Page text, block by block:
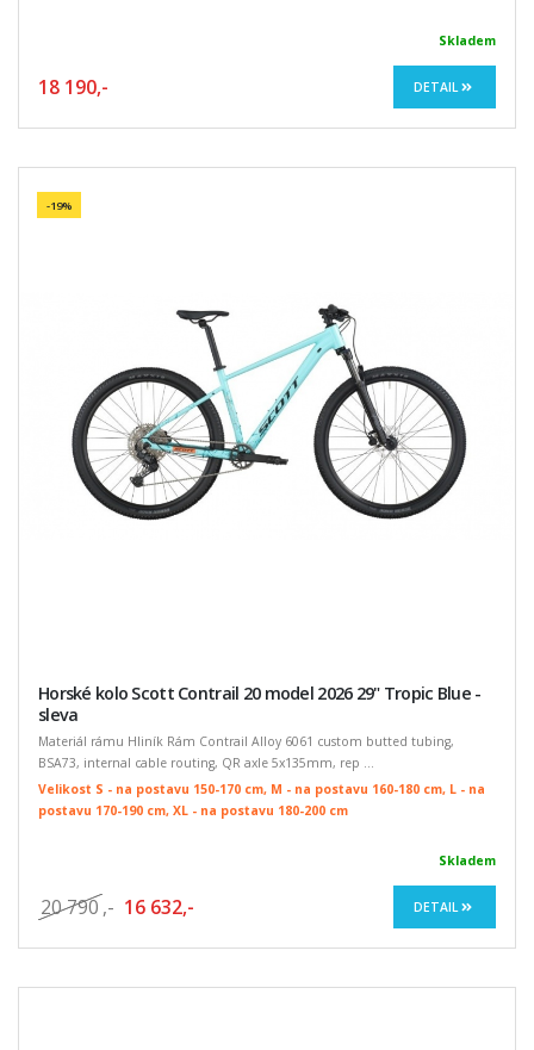
Skladem
18 190,- DETAIL
-19%
Horské kolo Scott Contrail 20 model 2026 29" Tropic Blue -
sleva
Materiál rámu Hliník Rám Contrail Alloy 6061 custom butted tubing,
BSA73, internal cable routing, QR axle 5x135mm, rep ...
Velikost S - na postavu 150-170 cm, M - na postavu 160-180 cm, L - na
postavu 170-190 cm, XL - na postavu 180-200 cm
Skladem
20 790 ,- 16 632,- DETAIL